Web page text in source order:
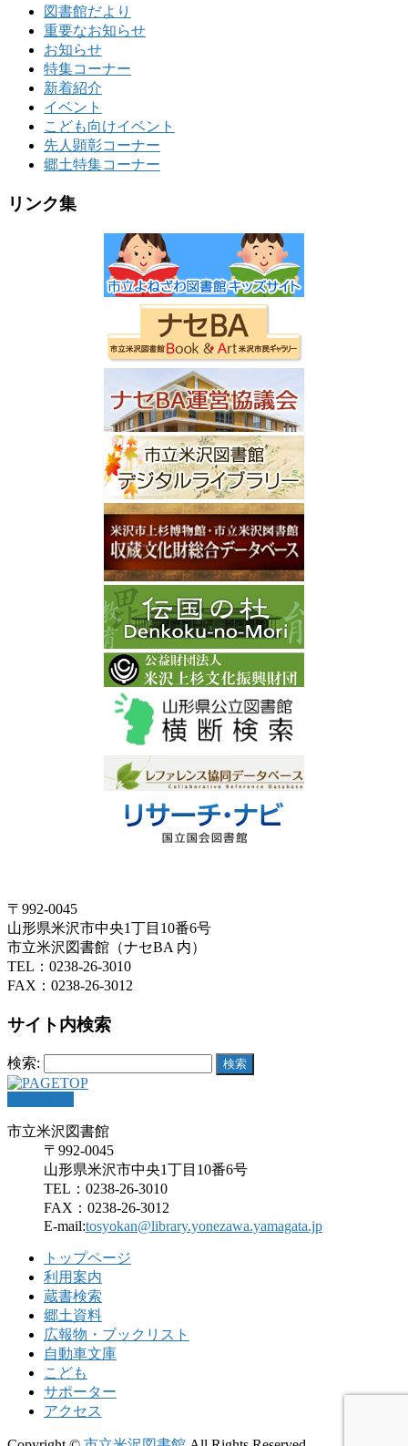
図書館だより
重要なお知らせ
お知らせ
特集コーナー
新着紹介
イベント
こども向けイベント
先人顕彰コーナー
郷土特集コーナー
リンク集
〒992-0045
山形県米沢市中央1丁目10番6号
市立米沢図書館（ナセBA 内）
TEL：0238-26-3010
FAX：0238-26-3012
サイト内検索
検索:
市立米沢図書館
〒992-0045
山形県米沢市中央1丁目10番6号
TEL：0238-26-3010
FAX：0238-26-3012
E-mail:tosyokan@library.yonezawa.yamagata.jp
トップページ
利用案内
蔵書検索
郷土資料
広報物・ブックリスト
自動車文庫
こども
サポーター
アクセス